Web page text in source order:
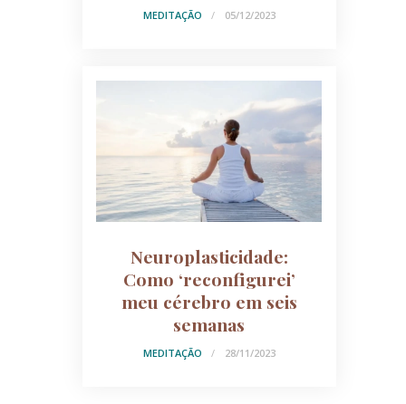
MEDITAÇÃO 05/12/2023
Neuroplasticidade:
Como ‘reconfigurei’
meu cérebro em seis
semanas
MEDITAÇÃO 28/11/2023